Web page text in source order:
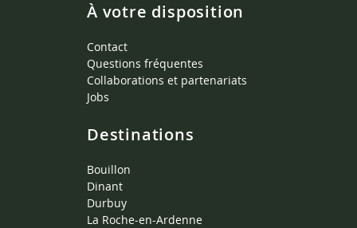
À votre disposition
Contact
Questions fréquentes
Collaborations et partenariats
Jobs
Destinations
Bouillon
Dinant
Durbuy
La Roche-en-Ardenne